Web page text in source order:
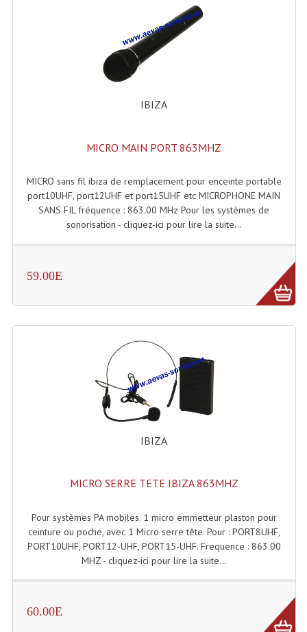
Flight-Case Pour Contrôleur DJ
Flight-Case Pour La Lumière
Malle Flight Multi-Usage
Meubles DJ
Sac Trolley De Transport
Sacs & Housses De Transport
Accessoires Flight-Case Coins Roulettes
Machines À Effets Fumées, Mousses, Liquid
Machines À Fumées
Effets Projection Et Jet De CO2
Lanceur De Flammes Et Cartouche De Gaz
Machines & Canon À Confettis
Machines À Bulles
IBIZA
MICRO MAIN PORT 863MHZ
MICRO sans fil ibiza de remplacement pour enceinte portable
port10UHF, port12UHF et port15UHF etc MICROPHONE MAIN
SANS FIL fréquence : 863.00 MHz Pour les systèmes de
sonorisation - cliquez-ici pour lire la suite...
59.00E
IBIZA
MICRO SERRE TETE IBIZA 863MHZ
Pour systèmes PA mobiles. 1 micro emmetteur plaston pour
ceinture ou poche, avec 1 Micro serre tête. Pour : PORT8UHF,
PORT10UHF, PORT12-UHF, PORT15-UHF. Frequence : 863.00
MHZ - cliquez-ici pour lire la suite...
60.00E